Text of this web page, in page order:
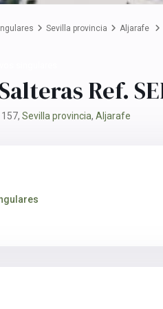
Sevilla provincia Aljarafe
Ref.
Sevilla provincia, Aljarafe